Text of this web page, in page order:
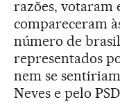
razões, votaram
compareceram
número de
representados
nem se
Neves e pelo